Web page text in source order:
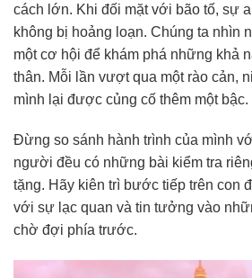
cách lớn. Khi đối mặt với bão tố, sự
không bị hoảng loạn. Chúng ta nhìn
một cơ hội để khám phá những khả
thân. Mỗi lần vượt qua một rào cản,
mình lại được củng cố thêm một bậc.
Đừng so sánh hành trình của mình
người đều có những bài kiểm tra
tặng. Hãy kiên trì bước tiếp trên con
với sự lạc quan và tin tưởng vào
chờ đợi phía trước.